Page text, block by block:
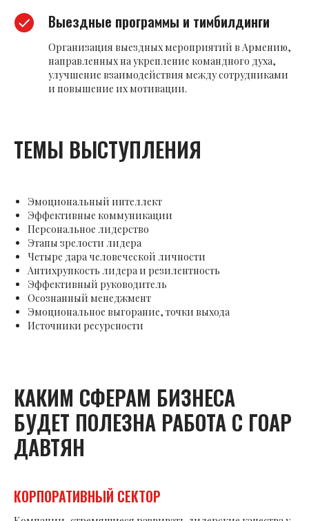
Выездные программы и тимбилдинги
Организация выездных мероприятий в Армению,
направленных на укрепление командного духа,
улучшение взаимодействия между сотрудниками
и повышение их мотивации.
ТЕМЫ ВЫСТУПЛЕНИЯ
Эмоциональный интеллект
Эффективные коммуникации
Персональное лидерство
Этапы зрелости лидера
Четыре дара человеческой личности
Антихрупкость лидера и резилентность
Эффективный руководитель
Осознанный менеджмент
Эмоциональное выгорание, точки выхода
Источники ресурсности
КАКИМ СФЕРАМ БИЗНЕСА
БУДЕТ ПОЛЕЗНА РАБОТА С ГОАР
ДАВТЯН
КОРПОРАТИВНЫЙ СЕКТОР